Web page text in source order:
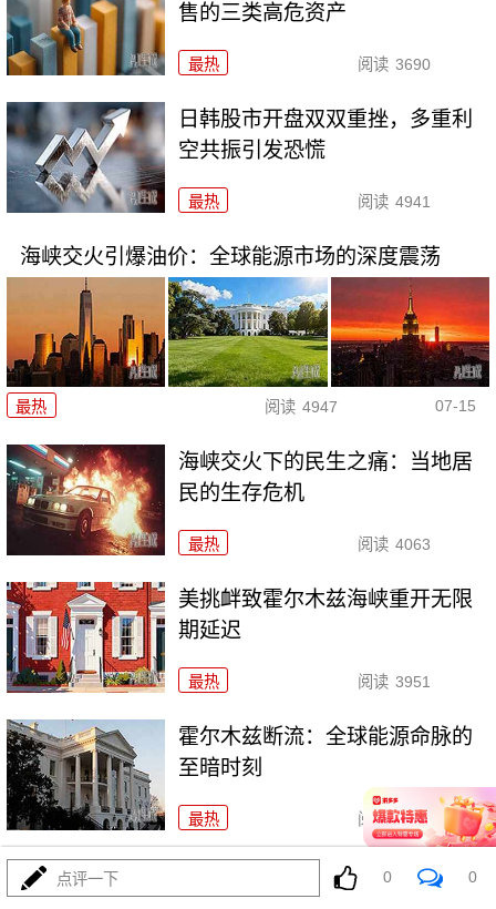
售的三类高危资产
最热 阅读 3690
日韩股市开盘双双重挫，多重利
空共振引发恐慌
最热 阅读 4941
海峡交火引爆油价：全球能源市场的深度震荡
最热 阅读 4947 07-15
海峡交火下的民生之痛：当地居
民的生存危机
最热 阅读 4063
美挑衅致霍尔木兹海峡重开无限
期延迟
最热 阅读 3951
霍尔木兹断流：全球能源命脉的
至暗时刻
最热 阅读 4323
美伊博弈临界点：特朗普威胁摧
点评一下 0 0